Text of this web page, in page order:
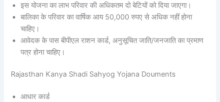
इस योजना का लाभ परिवार की अधिकतम दो बेटियों को दिया जाएगा।
बालिका के परिवार का वार्षिक आय 50,000 रुपए से अधिक नहीं होना
चाहिए।
आवेदक के पास बीपीएल राशन कार्ड, अनुसूचित जाति/जनजाति का प्रमाण
पत्र होना चाहिए।
Rajasthan Kanya Shadi Sahyog Yojana Douments
आधार कार्ड